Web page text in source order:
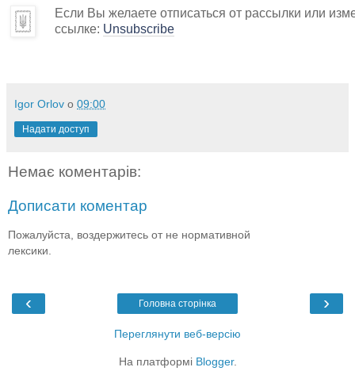
Если Вы желаете отписаться от рассылки или
ссылке: Unsubscribe
Igor Orlov о 09:00
Надати доступ
Немає коментарів:
Дописати коментар
Пожалуйста, воздержитесь от не нормативной
лексики.
‹ ›
Головна сторінка
Переглянути веб-версію
На платформі Blogger.